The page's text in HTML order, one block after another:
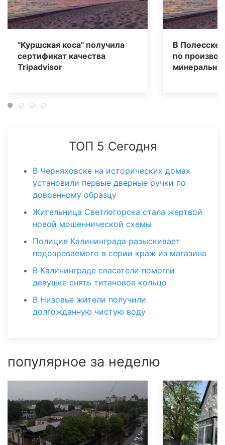
"Куршская коса" получила
сертификат качества
Tripаdvisor
В Полесске
по
ТОП 5 Сегодня
В Черняховске на исторических домах
установили первые дверные ручки по
довоенному образцу
Жительница Светлогорска стала жертвой
новой мошеннической схемы
Полиция Калининграда разыскивает
подозреваемого в серии краж из магазина
В Калининграде спасатели помогли
девушке снять титановое кольцо
В Низовье жители получили
долгожданную чистую воду
популярное за неделю